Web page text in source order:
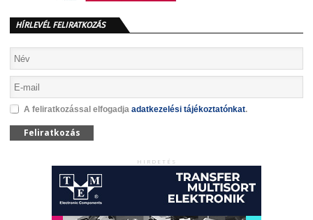
HÍRLEVÉL FELIRATKOZÁS
A feliratkozással elfogadja adatkezelési tájékoztatónkat.
Feliratkozás
HIRDETÉS